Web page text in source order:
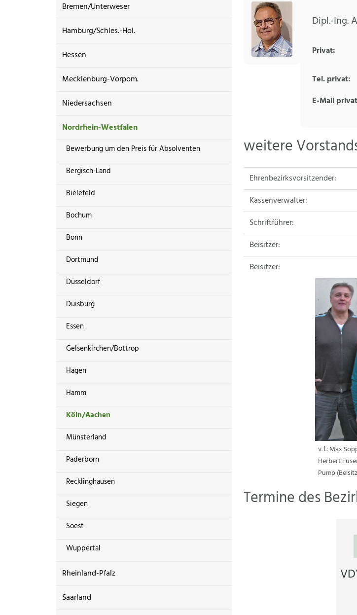
Bremen/Unterweser
Hamburg/Schles.-Hol.
Hessen
Mecklenburg-Vorpom.
Niedersachsen
Nordrhein-Westfalen
Bewerbung um den Preis für Absolventen
Bergisch-Land
Bielefeld
Bochum
Bonn
Dortmund
Düsseldorf
Duisburg
Essen
Gelsenkirchen/Bottrop
Hagen
Hamm
Köln/Aachen
Münsterland
Paderborn
Recklinghausen
Siegen
Soest
Wuppertal
Rheinland-Pfalz
Saarland
Dipl.-Ing.
Privat:
Tel. privat:
E-Mail
weitere
Ehrenbezirksvorsitzender:
Kassenverwalter:
Schriftführer:
Beisitzer:
Beisitzer:
v. l.: Max
Herbert
Pump
Termine des